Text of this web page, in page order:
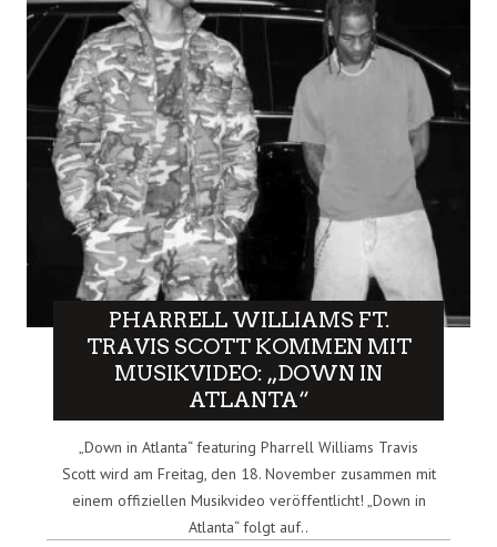
PHARRELL WILLIAMS FT.
TRAVIS SCOTT KOMMEN MIT
MUSIKVIDEO: „DOWN IN
ATLANTA“
„Down in Atlanta“ featuring Pharrell Williams Travis
Scott wird am Freitag, den 18. November zusammen mit
einem offiziellen Musikvideo veröffentlicht! „Down in
Atlanta“ folgt auf..